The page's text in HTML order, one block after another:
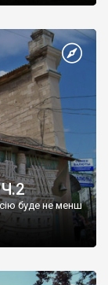
буде не менш